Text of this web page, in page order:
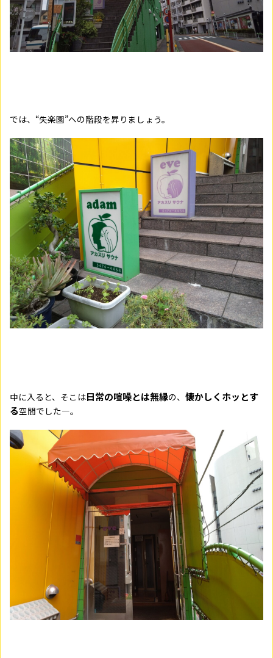
では、“失楽園”への階段を昇りましょう。
中に入ると、そこは日常の喧噪とは無縁の、 懐かしくホッとす
る空間でした―。